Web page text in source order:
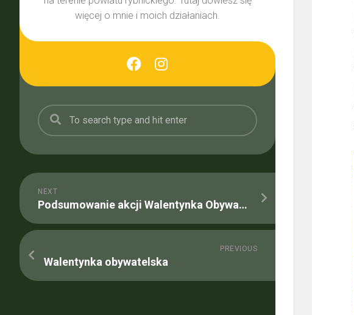
więcej o mnie i moich działaniach.
NEXT
Podsumowanie akcji Walentynka Obywatelska
PREVIOUS
Walentynka obywatelska